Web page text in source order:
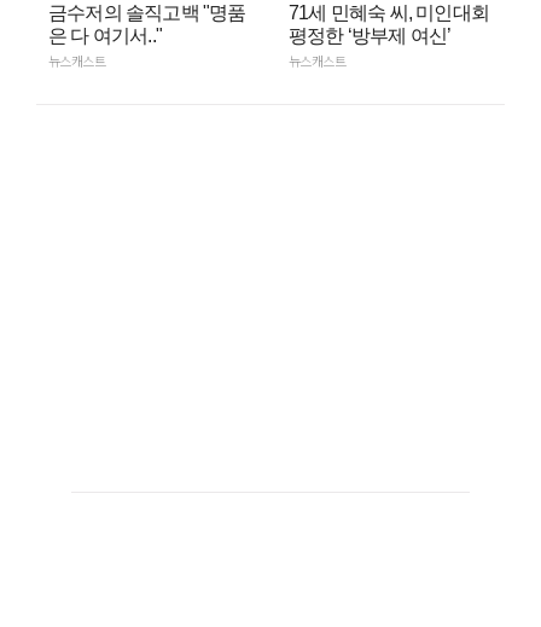
금수저의 솔직고백 "명품
은 다 여기서.."
뉴스캐스트
71세 민혜숙 씨, 미인대회
평정한 ‘방부제 여신’
뉴스캐스트